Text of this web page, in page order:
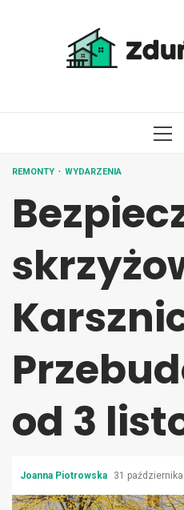
REMONTY WYDARZENIA
od 3
Joanna Piotrowska 31